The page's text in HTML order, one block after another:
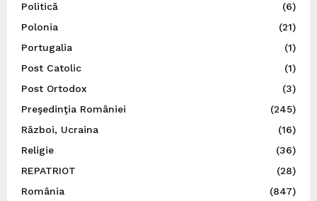
Politică
(6)
Polonia
(21)
Portugalia
(1)
Post Catolic
(1)
Post Ortodox
(3)
Preşedinţia României
(245)
Război, Ucraina
(16)
Religie
(36)
REPATRIOT
(28)
România
(847)